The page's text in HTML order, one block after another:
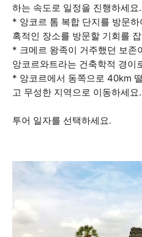
하는 속도로 일정을 진행하세요.
* 앙코르 톰 복합 단지를 방문
혹적인 장소를 방문할 기회를
* 크메르 왕족이 거주했던 보존
앙코르와트라는 건축학적 경이
* 앙코르에서 동쪽으로 40km
고 무성한 지역으로 이동하세요.
투어 일자를 선택하세요.